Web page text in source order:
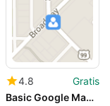
4.8
Gratis
Basic Google Maps Placemarks